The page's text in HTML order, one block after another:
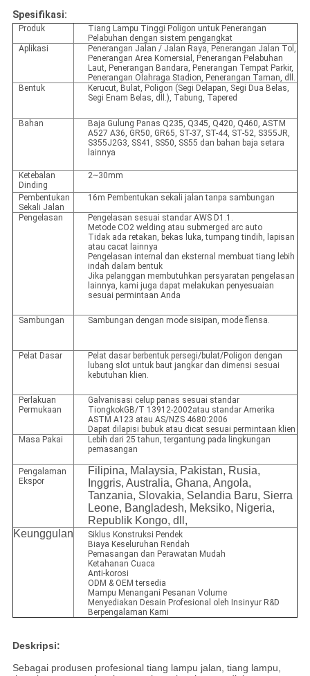
Spesifikasi:
Produk
Tiang Lampu Tinggi Poligon untuk Penerangan
Pelabuhan dengan sistem pengangkat
Aplikasi
Penerangan Jalan / Jalan Raya, Penerangan Jalan Tol,
Penerangan Area Komersial, Penerangan Pelabuhan
Laut, Penerangan Bandara, Penerangan Tempat Parkir,
Penerangan Olahraga Stadion, Penerangan Taman, dll.
Bentuk
Kerucut, Bulat, Poligon (Segi Delapan, Segi Dua Belas,
Segi Enam Belas, dll.), Tabung, Tapered
Bahan
Baja Gulung Panas Q235, Q345, Q420, Q460, ASTM
A527 A36, GR50, GR65, ST-37, ST-44, ST-52, S355JR,
S355J2G3, SS41, SS50, SS55 dan bahan baja setara
lainnya
Ketebalan
Dinding
2~30mm
Pembentukan
Sekali Jalan
16m Pembentukan sekali jalan tanpa sambungan
Pengelasan
Pengelasan sesuai standar AWS D1.1.
Metode CO2 welding atau submerged arc auto
Tidak ada retakan, bekas luka, tumpang tindih, lapisan
atau cacat lainnya
Pengelasan internal dan eksternal membuat tiang lebih
indah dalam bentuk
Jika pelanggan membutuhkan persyaratan pengelasan
lainnya, kami juga dapat melakukan penyesuaian
sesuai permintaan Anda
Sambungan Sambungan dengan mode sisipan, mode flensa.
Pelat Dasar
Pelat dasar berbentuk persegi/bulat/Poligon dengan
lubang slot untuk baut jangkar dan dimensi sesuai
kebutuhan klien.
Perlakuan
Permukaan
Galvanisasi celup panas sesuai standar
TiongkokGB/T 13912-2002atau standar Amerika
ASTM A123 atau AS/NZS 4680:2006
Dapat dilapisi bubuk atau dicat sesuai permintaan klien
Masa Pakai
Lebih dari 25 tahun, tergantung pada lingkungan
pemasangan
Pengalaman
Ekspor
Filipina, Malaysia, Pakistan, Rusia,
Inggris, Australia, Ghana, Angola,
Tanzania, Slovakia, Selandia Baru, Sierra
Leone, Bangladesh, Meksiko, Nigeria,
Republik Kongo, dll,
Keunggulan
Siklus Konstruksi Pendek
Biaya Keseluruhan Rendah
Pemasangan dan Perawatan Mudah
Ketahanan Cuaca
Anti-korosi
ODM & OEM tersedia
Mampu Menangani Pesanan Volume
Menyediakan Desain Profesional oleh Insinyur R&D
Berpengalaman Kami
Deskripsi:
Sebagai produsen profesional tiang lampu jalan, tiang lampu,